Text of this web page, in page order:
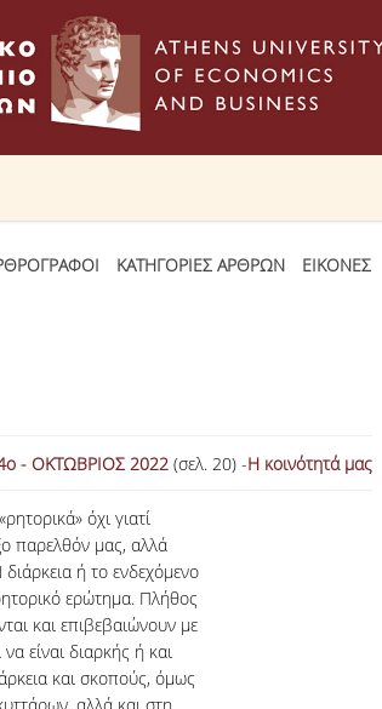
ΚΑΤΗΓΟΡΙΕΣ ΑΡΘΡΩΝ ΕΙΚΟΝΕΣ
- ΟΚΤΩΒΡΙΟΣ 2022 (σελ. 20) -Η κοινότητά μας
όχι γιατί
παρελθόν μας, αλλά
διάρκεια ή το ενδεχόμενο
ερώτημα. Πλήθος
και επιβεβαιώνουν με
είναι διαρκής ή και
και σκοπούς, όμως